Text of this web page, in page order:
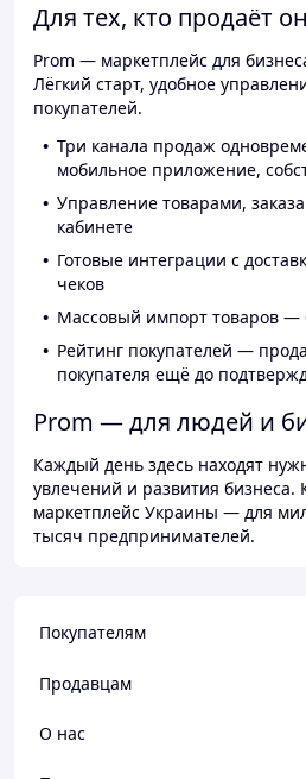
Для тех, кто продаёт
Prom — маркетплейс для
Лёгкий старт, удобное
покупателей.
Три канала продаж
мобильное приложение,
Управление товарами,
кабинете
Готовые интеграции с
чеков
Массовый импорт товаров —
Рейтинг покупателей —
покупателя ещё до
Prom — для людей и
Каждый день здесь находят
увлечений и развития
маркетплейс Украины — для
тысяч предпринимателей.
Покупателям
Продавцам
О нас